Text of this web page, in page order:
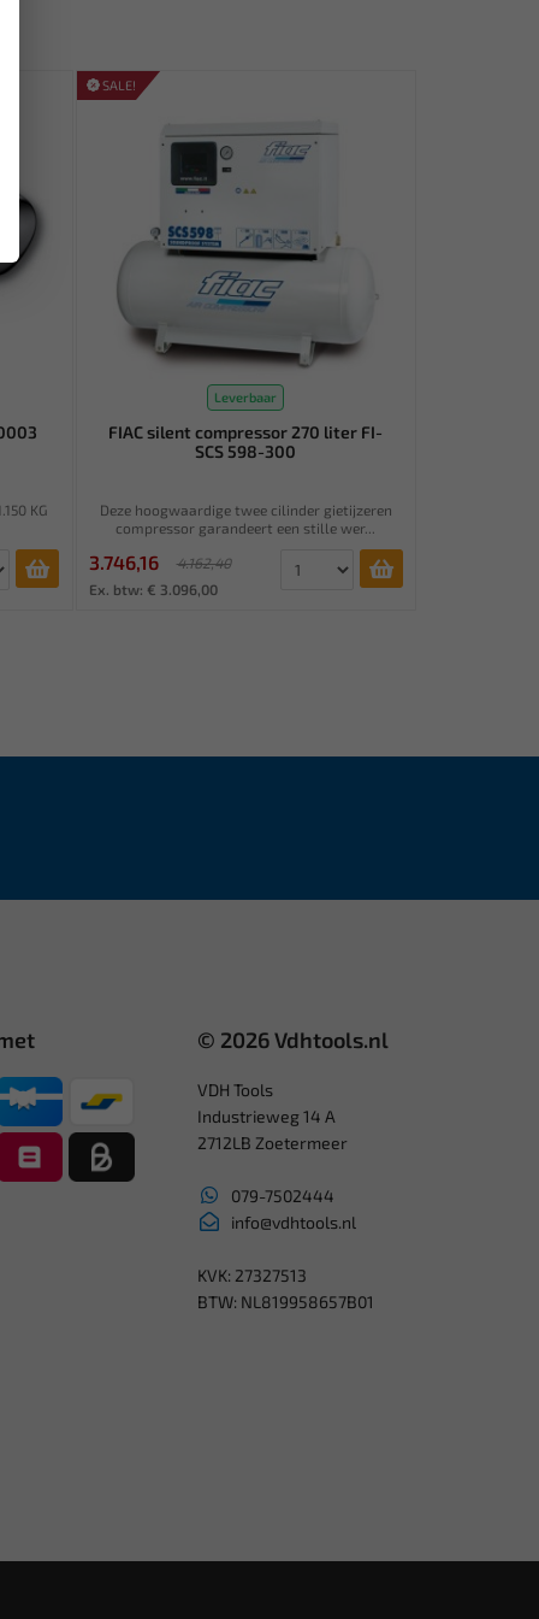
KG
SALE!
Leverbaar
FIAC silent compressor 270 liter FI-
SCS 598-300
Deze hoogwaardige twee cilinder gietijzeren
compressor garandeert een stille wer...
3.746,16
4.162,40
Ex. btw: € 3.096,00
© 2026 Vdhtools.nl
VDH Tools
Industrieweg 14 A
2712LB Zoetermeer
079-7502444
info@vdhtools.nl
KVK: 27327513
BTW: NL819958657B01